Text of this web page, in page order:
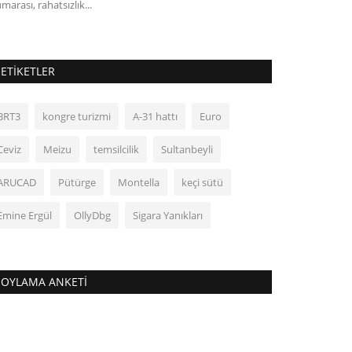
rahatsızlık...
ETIKETLER
kongre turizmi A-31 hattı Euro
Meizu temsilcilik Sultanbeyli
Pütürge Montella keçi sütü
Ergül OllyDbg Sigara Yanıkları
OYLAMA ANKETI